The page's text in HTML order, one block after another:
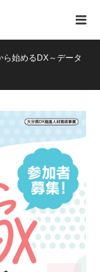
始めるDX～データ